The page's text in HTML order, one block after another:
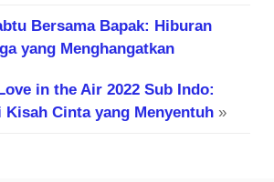
Bersama Bapak: Hiburan
yang Menghangatkan
in the Air 2022 Sub Indo:
Kisah Cinta yang Menyentuh»